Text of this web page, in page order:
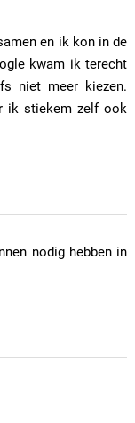
en ik kon in de
kwam ik terecht
niet meer kiezen.
ik stiekem zelf ook
nodig hebben in